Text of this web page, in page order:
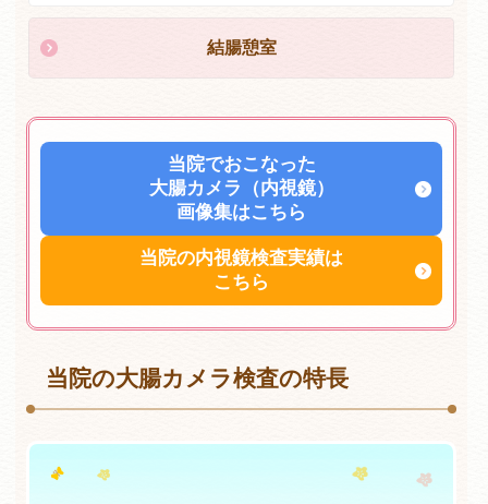
結腸憩室
当院でおこなった
大腸カメラ（内視鏡）
画像集はこちら
当院の内視鏡検査実績は
こちら
当院の大腸カメラ検査の特長